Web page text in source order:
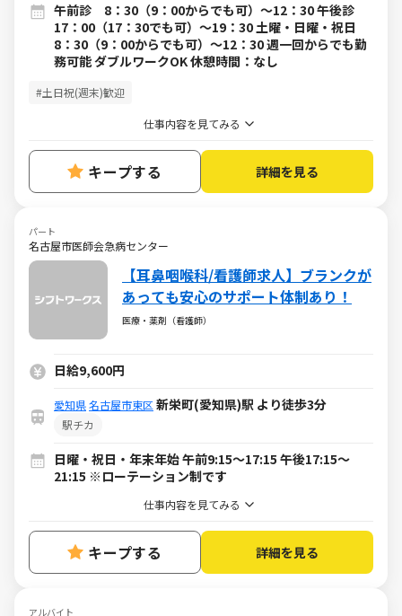
午前診 8：30（9：00からでも可）～12：30 午後診
17：00（17：30でも可）～19：30 土曜・日曜・祝日
8：30（9：00からでも可）～12：30 週一回からでも勤
務可能 ダブルワークOK 休憩時間：なし
#土日祝(週末)歓迎
仕事内容を見てみる
キープする 詳細を見る
パート
名古屋市医師会急病センター
【耳鼻咽喉科/看護師求人】ブランクが
あっても安心のサポート体制あり！
医療・薬剤（看護師）
日給9,600円
愛知県名古屋市東区 新栄町(愛知県)駅 より徒歩3分
駅チカ
日曜・祝日・年末年始 午前9:15～17:15 午後17:15～
21:15 ※ローテーション制です
仕事内容を見てみる
キープする 詳細を見る
アルバイト